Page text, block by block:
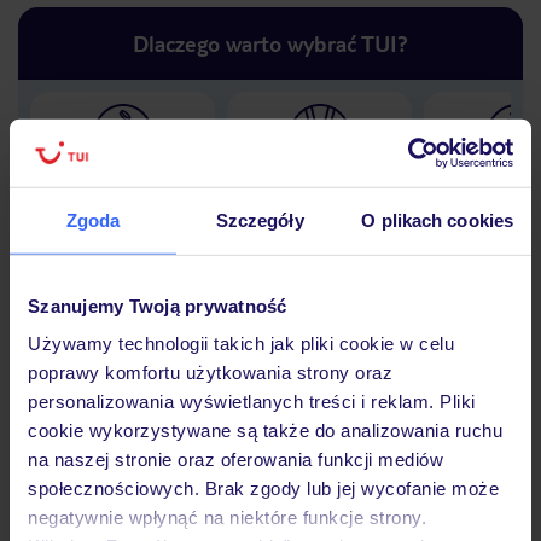
Zgoda Szczegóły O plikach cookies
Szanujemy Twoją prywatność
Używamy technologii takich jak pliki cookie w celu
poprawy komfortu użytkowania strony oraz
personalizowania wyświetlanych treści i reklam. Pliki
cookie wykorzystywane są także do analizowania ruchu
na naszej stronie oraz oferowania funkcji mediów
społecznościowych. Brak zgody lub jej wycofanie może
negatywnie wpłynąć na niektóre funkcje strony.
Dlaczego warto wybrać TUI?
podróży w Polsce
30 lat w
Hotel
Opinie
Pokoje